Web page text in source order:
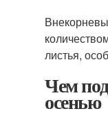
листья,
Чем
осенью